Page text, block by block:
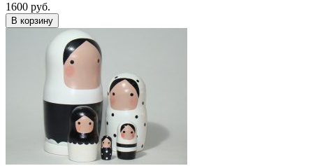
1600 руб.
В корзину